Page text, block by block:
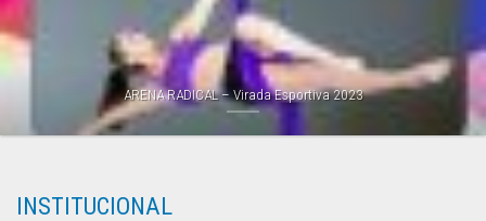
ARENA RADICAL – Virada Esportiva 2023
INSTITUCIONAL